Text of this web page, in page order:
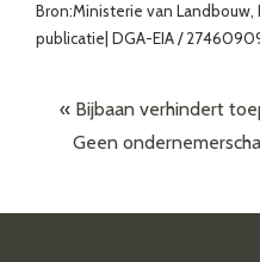
Bron:Ministerie van Landbouw,
publicatie| DGA-EIA /
« Bijbaan verhindert
Geen